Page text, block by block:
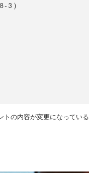
3）
トの内容が変更になっている